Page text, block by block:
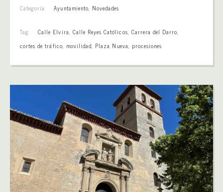
Categoría: Ayuntamiento, Novedades
Tag: Calle Elvira, Calle Reyes Católicos, Carrera del Darro,
cortes de tráfico, movilidad, Plaza Nueva, procesiones